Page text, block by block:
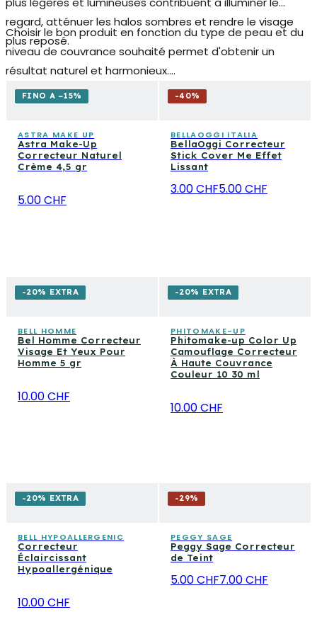
regard, atténuer les halos sombres et rendre le visage
plus reposé.
Choisir le bon produit en fonction du type de peau et du
niveau de couvrance souhaité permet d'obtenir un
résultat naturel et harmonieux.
lumineuse et d'apparence reposée, parfaits pour une
base impeccable et un regard sublimé au quotidien sur
FINO A −15%
ASTRA MAKE UP
Astra Make-Up
Correcteur Naturel
Crème 4,5 gr
5.00 CHF
-40%
BELLAOGGI ITALIA
BellaOggi Correcteur
Stick Cover Me Effet
Lissant
3.00 CHF5.00 CHF
-20% EXTRA
BELL HOMME
Bel Homme Correcteur
Visage Et Yeux Pour
Homme 5 gr
10.00 CHF
-20% EXTRA
PHITOMAKE-UP
Phitomake-up Color Up
Camouflage Correcteur
À Haute Couvrance
Couleur 10 30 ml
10.00 CHF
-20% EXTRA
BELL HYPOALLERGENIC
Correcteur
Éclaircissant
Hypoallergénique
10.00 CHF
-29%
PEGGY SAGE
Peggy Sage Correcteur
de Teint
5.00 CHF7.00 CHF